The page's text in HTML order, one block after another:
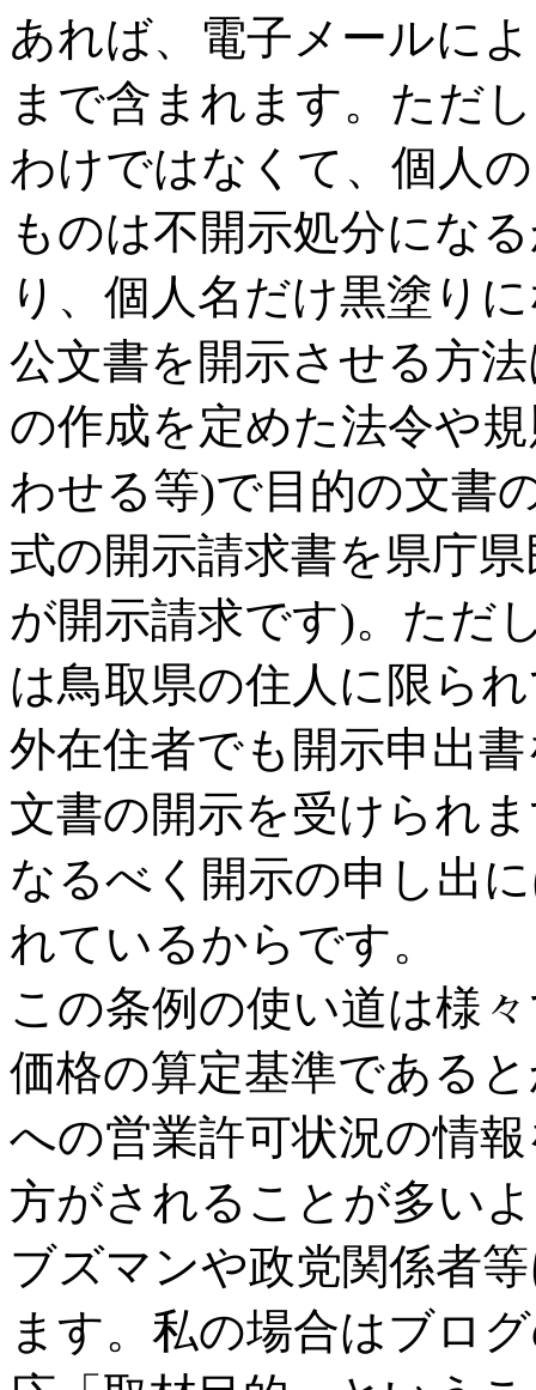
あれば、電子メールに
まで含まれます。ただ
わけではなくて、個人
ものは不開示処分にな
り、個人名だけ黒塗り
公文書を開示させる方
の作成を定めた法令や
わせる等)で目的の文書
式の開示請求書を県庁
が開示請求です)。ただ
は鳥取県の住人に限ら
外在住者でも開示申出
文書の開示を受けられ
なるべく開示の申し出
れているからです。
この条例の使い道は様
価格の算定基準である
への営業許可状況の情
方がされることが多い
ブズマンや政党関係者
ます。私の場合はブロ